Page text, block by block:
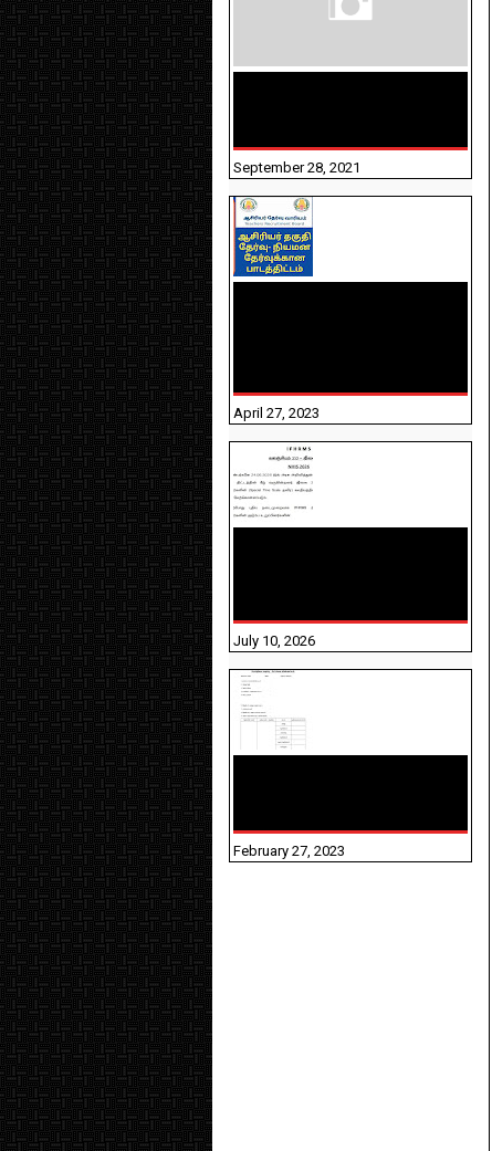
September 28, 2021
April 27, 2023
July 10, 2026
February 27, 2023